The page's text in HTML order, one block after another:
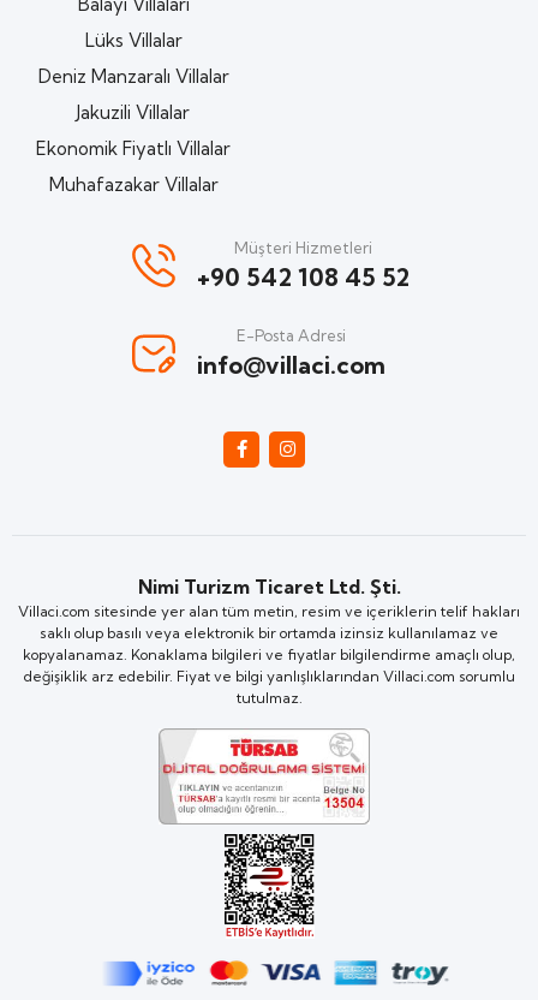
Lüks Villalar
Deniz Manzaralı Villalar
Jakuzili Villalar
Ekonomik Fiyatlı Villalar
Muhafazakar Villalar
Müşteri Hizmetleri
+90 542 108 45 52
E-Posta Adresi
info@villaci.com
Nimi Turizm Ticaret Ltd. Şti.
Villaci.com sitesinde yer alan tüm metin, resim ve içeriklerin telif hakları
saklı olup basılı veya elektronik bir ortamda izinsiz kullanılamaz ve
kopyalanamaz. Konaklama bilgileri ve fiyatlar bilgilendirme amaçlı olup,
değişiklik arz edebilir. Fiyat ve bilgi yanlışlıklarından Villaci.com sorumlu
tutulmaz.